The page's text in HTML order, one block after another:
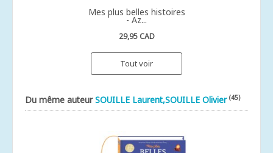
Mes plus belles histoires
- Az...
29,95 CAD
Tout voir
Du même auteurSOUILLE Laurent,SOUILLE Olivier (45)